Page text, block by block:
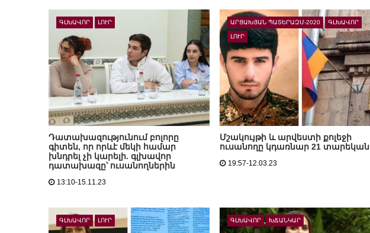
ԳԼԽԱՎՈՐ ԼՈՒՐ
Դատախազությունում բոլորը
գիտեն, որ որևէ մեկի համար
խնդրել չի կարելի. գլխավոր
դատախազը՝ ուսանողներին
13:10-15.11.23
ԱՐՑԱԽՅԱՆ ՊԱՏԵՐԱԶՄ-2020 ԳԼԽԱՎՈՐ
ԼՈՒՐ
Մշակույթի և արվեստի քոլեջի
ուսանողը կդառնար 21 տարեկան
19:57-12.03.23
ԳԼԽԱՎՈՐ ԼՈՒՐ ԳԼԽԱՎՈՐ ԽՃԱՆԿԱՐ